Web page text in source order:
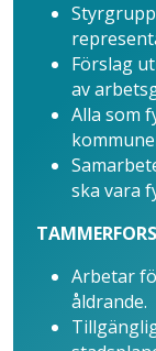
Förslag
av
Alla som
ska vara
TAMMERFORS
Arbetar
åldrande.